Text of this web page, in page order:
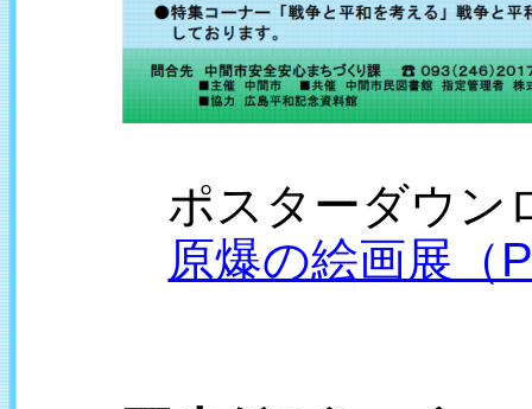
ポスターダウン
原爆の絵画展（